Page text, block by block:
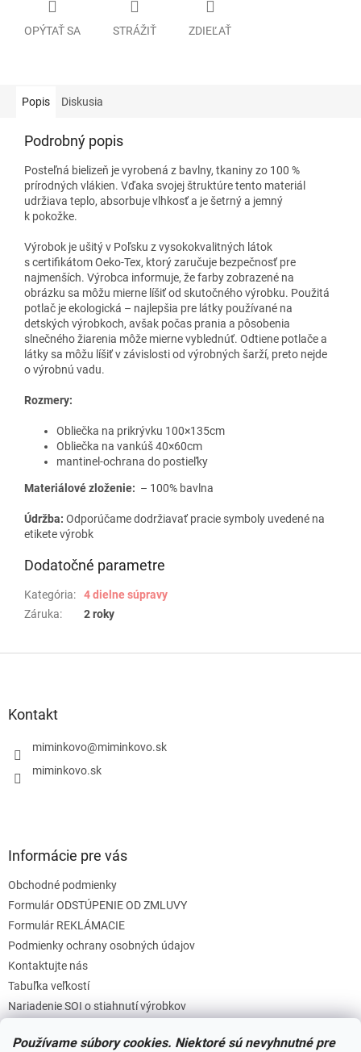
Používame súbory cookies. Niektoré sú nevyhnutné pre
OPÝTAŤ SA STRÁŽIŤ ZDIEĽAŤ
Popis Diskusia
Podrobný popis
Posteľná bielizeň je vyrobená z bavlny, tkaniny zo 100 %
prírodných vlákien. Vďaka svojej štruktúre tento materiál
udržiava teplo, absorbuje vlhkosť a je šetrný a jemný
k pokožke.
Výrobok je ušitý v Poľsku z vysokokvalitných látok
s certifikátom Oeko-Tex, ktorý zaručuje bezpečnosť pre
najmenších. Výrobca informuje, že farby zobrazené na
obrázku sa môžu mierne líšiť od skutočného výrobku. Použitá
potlač je ekologická – najlepšia pre látky používané na
detských výrobkoch, avšak počas prania a pôsobenia
slnečného žiarenia môže mierne vyblednúť. Odtiene potlače a
látky sa môžu líšiť v závislosti od výrobných šarží, preto nejde
o výrobnú vadu.
Rozmery:
Obliečka na prikrývku 100×135cm
Obliečka na vankúš 40×60cm
mantinel-ochrana do postieľky
Materiálové zloženie: – 100% bavlna
Údržba: Odporúčame dodržiavať pracie symboly uvedené na
etikete výrobk
Dodatočné parametre
Kategória:
4 dielne súpravy
Záruka: 2 roky
Kontakt
miminkovo@miminkovo.sk
miminkovo.sk
Informácie pre vás
Obchodné podmienky
Formulár ODSTÚPENIE OD ZMLUVY
Formulár REKLÁMACIE
Podmienky ochrany osobných údajov
Kontaktujte nás
Tabuľka veľkostí
Nariadenie SOI o stiahnutí výrobkov
Zásady súborov COOKIES